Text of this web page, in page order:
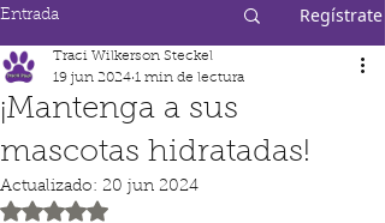
Entrada Regístrate
¡Mantenga a sus
mascotas hidratadas!
Traci Wilkerson Steckel
19 jun 2024 1 min de lectura
Actualizado: 20 jun 2024
Obtuvo NaN de 5 estrellas.